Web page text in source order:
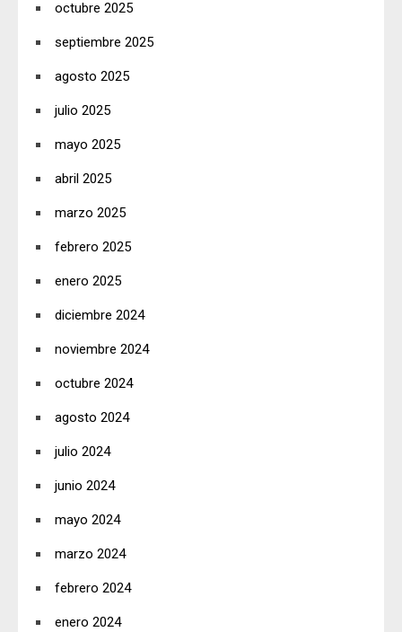
octubre 2025
septiembre 2025
agosto 2025
julio 2025
mayo 2025
abril 2025
marzo 2025
febrero 2025
enero 2025
diciembre 2024
noviembre 2024
octubre 2024
agosto 2024
julio 2024
junio 2024
mayo 2024
marzo 2024
febrero 2024
enero 2024